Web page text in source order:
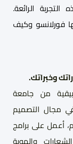
الرائعة.
فورلانسو وكيف
وخبراتك.
من جامعة
مجال التصميم
أعمل على برامج
والهوية